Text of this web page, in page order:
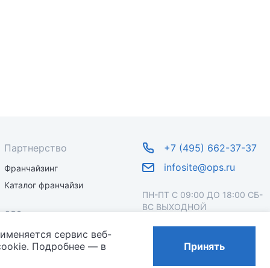
+7 (495) 662-37-37
infosite@ops.ru
ПН-ПТ С 09:00 ДО 18:00 СБ-
ВС ВЫХОДНОЙ
Партнерство
Франчайзинг
Каталог франчайзи
OPS
О бренде
Новости
сервис веб-
Подробнее — в
Принять